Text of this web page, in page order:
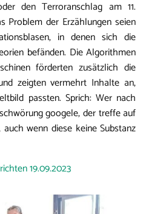
den Terroranschlag am 11.
Problem der Erzählungen seien
in denen sich die
befänden. Die Algorithmen
förderten zusätzlich die
zeigten vermehrt Inhalte an,
passten. Sprich: Wer nach
googele, der treffe auf
wenn diese keine Substanz
19.09.2023